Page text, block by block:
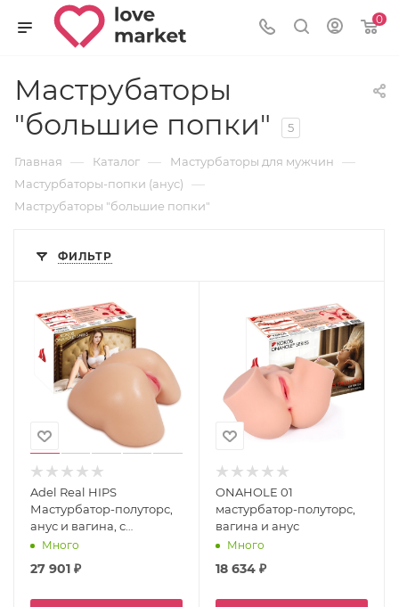
0
Маструбаторы
"большие попки"
5
Главная — Каталог — Мастурбаторы для мужчин —
Мастурбаторы-попки (анус) —
Маструбаторы "большие попки"
ФИЛЬТР
Adel Real HIPS
Мастурбатор-полуторс,
анус и вагина, с
двойным слоем
Много
27 901 ₽
ONAHOLE 01
мастурбатор-полуторс,
вагина и анус
Много
18 634 ₽